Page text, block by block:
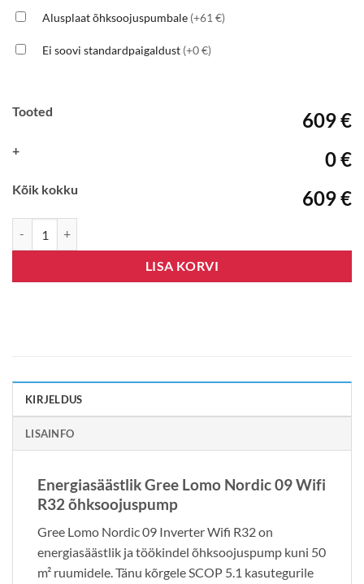
Alusplaat õhksoojuspumbale (+61 €)
Ei soovi standardpaigaldust (+0 €)
Tooted 609 €
+ 0 €
Kõik kokku 609 €
LISA KORVI
KIRJELDUS
LISAINFO
Energiasäästlik Gree Lomo Nordic 09 Wifi
R32 õhksoojuspump
Gree Lomo Nordic 09 Inverter Wifi R32 on
energiasäästlik ja töökindel õhksoojuspump kuni 50
m² ruumidele. Tänu kõrgele SCOP 5.1 kasutegurile